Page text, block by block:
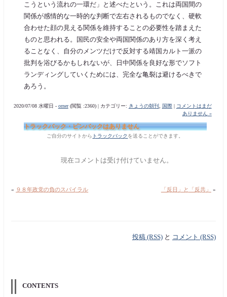
こうという流れの一環だ」と述べたという。これは両国間の
関係が感情的な一時的な判断で左右されるものでなく、硬軟
合わせた顔の見える関係を維持することの必要性を踏まえた
ものと思われる。国民の安全や両国関係のあり方を深く考え
ることなく、自分のメンツだけで反対する靖国カルト一派の
批判を浴びるかもしれないが、日中関係を良好な形でソフト
ランディングしていくためには、完全な亀裂は避けるべきで
あろう。
2020/07/08 水曜日 - orner(閲覧 :2360) | カテゴリー: きょうの朝刊 , 国際|
コメントはまだ
ありません »
トラックバック・ピンバックはありません
ご自分のサイトから トラックバック を送ることができます。
現在コメントは受け付けていません。
« ９８年政党の負のスパイラル 「反日」と「反共」 »
投稿 (RSS)と コメント (RSS)
CONTENTS